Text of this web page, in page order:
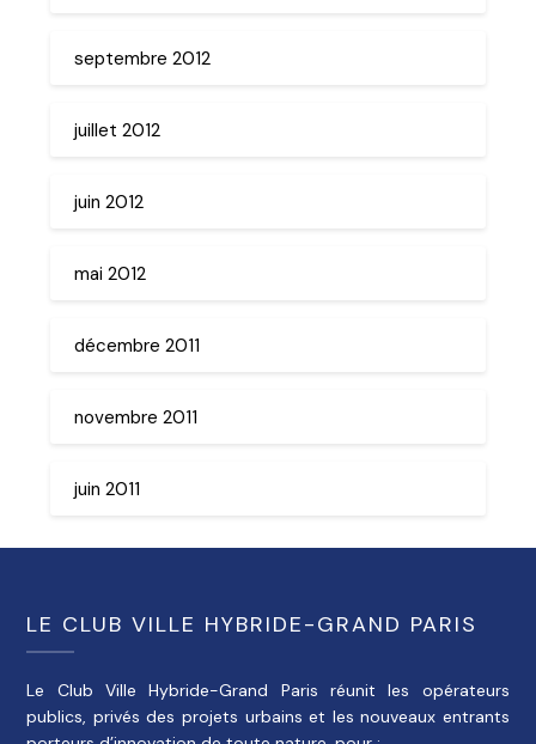
septembre 2012
juillet 2012
juin 2012
mai 2012
décembre 2011
novembre 2011
juin 2011
LE CLUB VILLE HYBRIDE-GRAND PARIS
Le Club Ville Hybride-Grand Paris réunit les opérateurs
publics, privés des projets urbains et les nouveaux entrants